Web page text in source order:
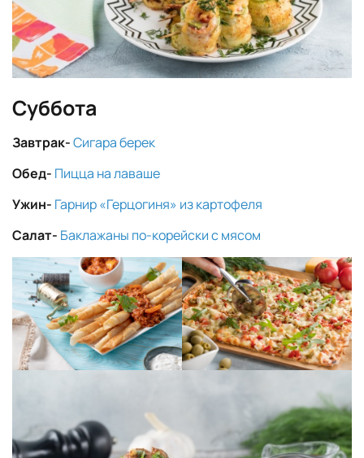
Суббота
Завтрак-Сигара берек
Обед- Пицца на лаваше
Ужин- Гарнир «Герцогиня» из картофеля
Салат- Баклажаны по-корейски с мясом